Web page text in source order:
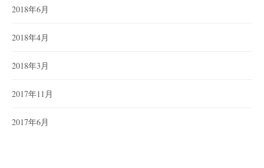
2018年6月
2018年4月
2018年3月
2017年11月
2017年6月